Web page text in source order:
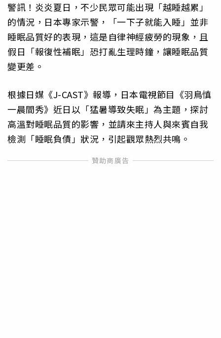
警訊！炎炎夏日，不少民眾可能出現「越睡越累」
的情況，日本專家示警，「一下子就能入睡」並非
睡眠品質好的表現，這是自律神經疲勞的現象，且
假日「報復性補眠」恐打亂生理時鐘，讓睡眠品質
變更差。
根據日媒《J-CAST》報導，日本電視節目《羽鳥慎
一晨間秀》近日以「猛暑導致失眠」為主題，探討
高溫對睡眠品質的影響，並請來主持人與來賓自我
檢測「睡眠負債」狀況，引起觀眾熱烈共鳴。